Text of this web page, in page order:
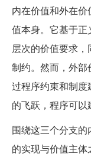
内在价值和外在
值本身。它基于
层次的价值要求
制约。然而，外
过程序约束和制度
的飞跃，程序可以
围绕这三个分支
的实现与价值主